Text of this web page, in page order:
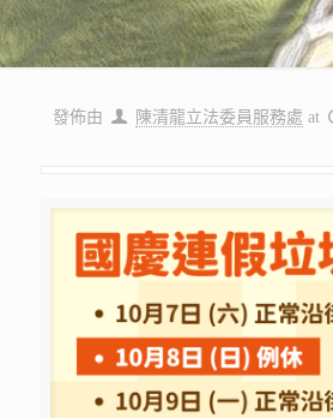
發佈由 陳清龍立法委員服務處 at